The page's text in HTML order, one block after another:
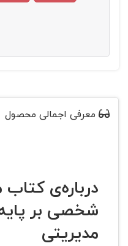
معرفی اجمالی محصول
درباره‌ی کتاب
شخصی بر
مدیریتی